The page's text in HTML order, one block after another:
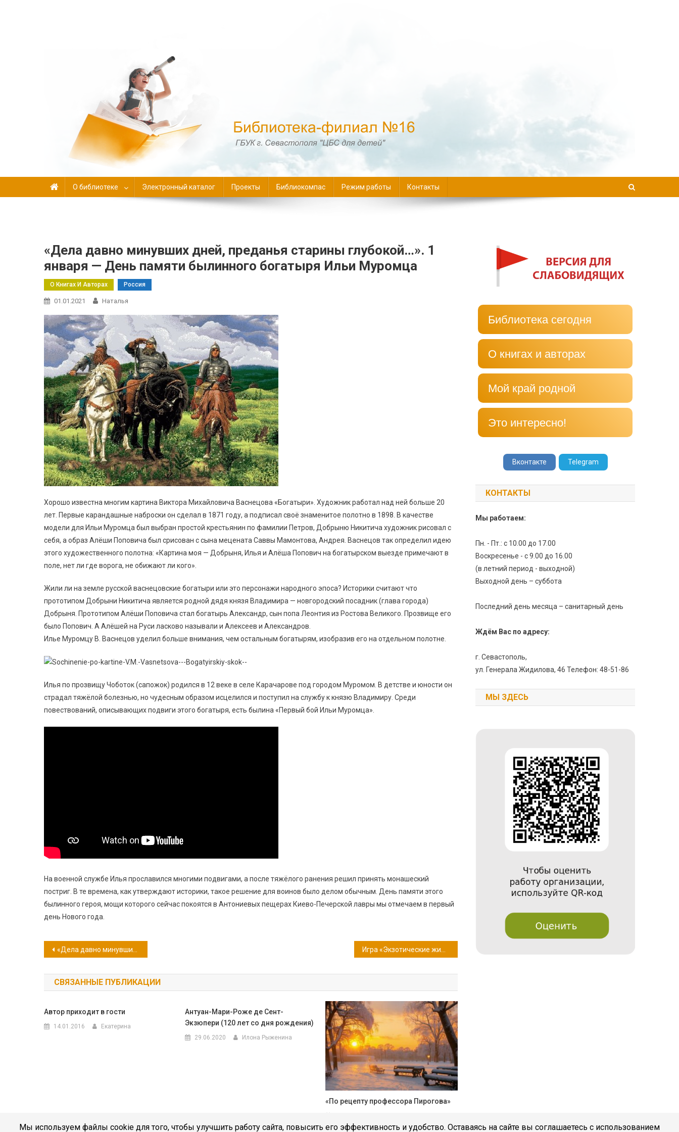
О библиотеке Электронный каталог Проекты Библиокомпас Режим работы Контакты
«Дела давно минувших дней, преданья старины глубокой…». 1
января — День памяти былинного богатыря Ильи Муромца
О Книгах И Авторах Россия
01.01.2021 Наталья
Хорошо известна многим картина Виктора Михайловича Васнецова «Богатыри». Художник работал над ней больше 20
лет. Первые карандашные наброски он сделал в 1871 году, а подписал своё знаменитое полотно в 1898. В качестве
модели для Ильи Муромца был выбран простой крестьянин по фамилии Петров, Добрыню Никитича художник рисовал с
себя, а образ Алёши Поповича был срисован с сына мецената Саввы Мамонтова, Андрея. Васнецов так определил идею
этого художественного полотна: «Картина моя — Добрыня, Илья и Алёша Попович на богатырском выезде примечают в
поле, нет ли где ворога, не обижают ли кого».
Жили ли на земле русской васнецовские богатыри или это персонажи народного эпоса? Историки считают что
прототипом Добрыни Никитича является родной дядя князя Владимира — новгородский посадник (глава города)
Добрыня. Прототипом Алёши Поповича стал богатырь Александр, сын попа Леонтия из Ростова Великого. Прозвище его
было Попович. А Алёшей на Руси ласково называли и Алексеев и Александров.
Илье Муромцу В. Васнецов уделил больше внимания, чем остальным богатырям, изобразив его на отдельном полотне.
Илья по прозвищу Чоботок (сапожок) родился в 12 веке в селе Карачарове под городом Муромом. В детстве и юности он
страдал тяжёлой болезнью, но чудесным образом исцелился и поступил на службу к князю Владимиру. Среди
повествований, описывающих подвиги этого богатыря, есть былина «Первый бой Ильи Муромца».
На военной службе Илья прославился многими подвигами, а после тяжёлого ранения решил принять монашеский
постриг. В те времена, как утверждают историки, такое решение для воинов было делом обычным. День памяти этого
былинного героя, мощи которого сейчас покоятся в Антониевых пещерах Киево-Печерской лавры мы отмечаем в первый
день Нового года.
Навигация
по
записям
«Дела давно минувших дней, преданья старины глубокой…» 1 января — День памяти былинного богатыря Ильи Муромца
СВЯЗАННЫЕ ПУБЛИКАЦИИ
Автор приходит в гости
14.01.2016 Екатерина
Антуан-Мари-Роже де Сент-
Экзюпери (120 лет со дня рождения)
29.06.2020 Илона Рыженина
«По рецепту профессора Пирогова»
Библиотека сегодня
О книгах и авторах
Мой край родной
Это интересно!
Вконтакте Telegram
КОНТАКТЫ
Мы работаем:
Пн. - Пт.: с 10.00 до 17.00
Воскресенье - с 9.00 до 16.00
(в летний период - выходной)
Выходной день – суббота
Последний день месяца – санитарный день
Ждём Вас по адресу:
г. Севастополь,
ул. Генерала Жидилова, 46 Телефон: 48-51-86
МЫ ЗДЕСЬ
Мы используем файлы cookie для того, чтобы улучшить работу сайта, повысить его эффективность и удобство. Оставаясь на сайте вы соглашаетесь с использованием